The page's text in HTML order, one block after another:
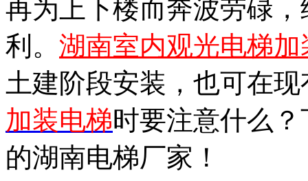
再为上下楼而奔波劳碌
利。 湖南室内观光电梯加
土建阶段安装，也可在
加装电梯时要注意什么
的湖南电梯厂家！